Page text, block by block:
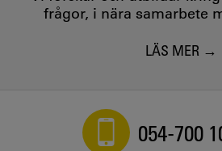
frågor, i nära samarbete
LÄS MER
054-700